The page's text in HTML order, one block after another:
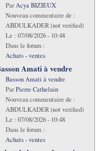
ParAcya BIZIEUX
Nouveau commentaire de :
ABDULKADER (not verified)
Le : 07/08/2026 - 10:48
Dans le forum :
Achats - ventes
Amati à vendre
Basson Amati à vendre
ParPierre Cathelain
Nouveau commentaire de :
ABDULKADER (not verified)
Le : 07/08/2026 - 10:48
Dans le forum :
Achats - ventes